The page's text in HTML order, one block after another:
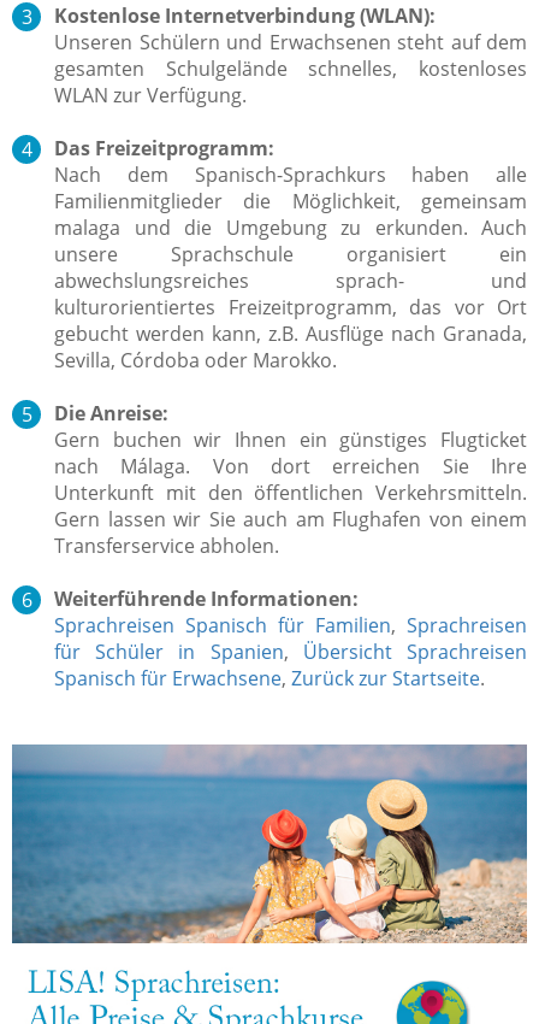
Kostenlose Internetverbindung (WLAN):
Unseren Schülern und Erwachsenen steht auf dem
gesamten Schulgelände schnelles, kostenloses
WLAN zur Verfügung.
Das Freizeitprogramm:
Nach dem Spanisch-Sprachkurs haben alle
Familienmitglieder die Möglichkeit, gemeinsam
malaga und die Umgebung zu erkunden. Auch
unsere Sprachschule organisiert ein
abwechslungsreiches sprach- und
kulturorientiertes Freizeitprogramm, das vor Ort
gebucht werden kann, z.B. Ausflüge nach Granada,
Sevilla, Córdoba oder Marokko.
Die Anreise:
Gern buchen wir Ihnen ein günstiges Flugticket
nach Málaga. Von dort erreichen Sie Ihre
Unterkunft mit den öffentlichen Verkehrsmitteln.
Gern lassen wir Sie auch am Flughafen von einem
Transferservice abholen.
Weiterführende Informationen:
Sprachreisen Spanisch für Familien, Sprachreisen
für Schüler in Spanien, Übersicht Sprachreisen
Spanisch für Erwachsene, Zurück zur Startseite.